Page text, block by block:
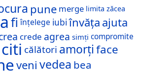
pune merge limita zăcea
fi înțelege iubiînvăța ajuta
crede agrea simți compromite
citi călători amorțiface
veni vedea bea